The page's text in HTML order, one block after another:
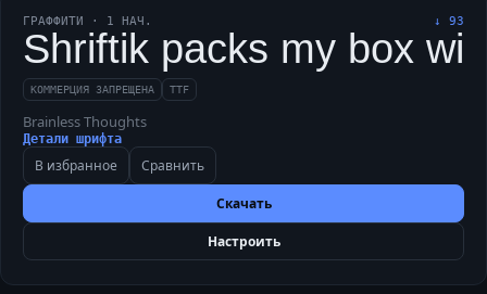
ГРАФФИТИ · 1 НАЧ. ↓ 93
Shriftik packs my box
КОММЕРЦИЯ ЗАПРЕЩЕНА TTF
Brainless Thoughts
Детали шрифта
В избранное Сравнить
Скачать
Настроить